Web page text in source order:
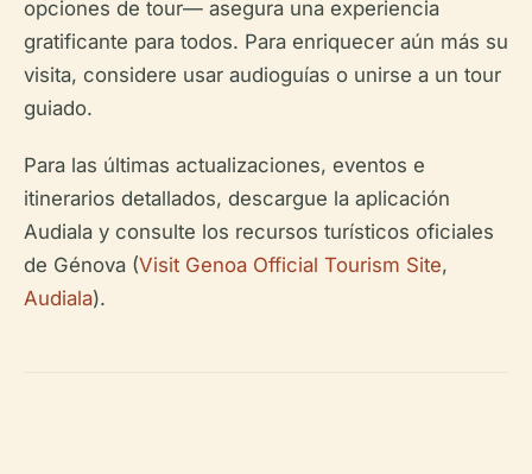
opciones de tour— asegura una experiencia
gratificante para todos. Para enriquecer aún más su
visita, considere usar audioguías o unirse a un tour
guiado.
Para las últimas actualizaciones, eventos e
itinerarios detallados, descargue la aplicación
Audiala y consulte los recursos turísticos oficiales
de Génova (Visit Genoa Official Tourism Site,
Audiala).